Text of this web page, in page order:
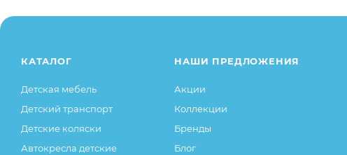
КАТАЛОГ
Детская мебель
Детский транспорт
Детские коляски
Автокресла детские
НАШИ ПРЕДЛОЖЕНИЯ
Акции
Коллекции
Бренды
Блог